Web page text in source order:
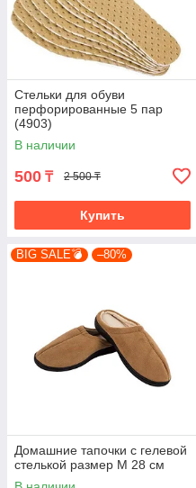
Стельки для обуви
перфорированные 5 пар
(4903)
В наличии
500 ₸ 2 500 ₸
Купить
BIG SALE💣 –80%
Домашние тапочки с гелевой
стелькой размер M 28 см